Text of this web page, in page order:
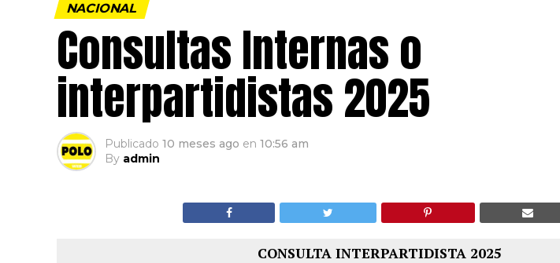
NACIONAL
Consultas Internas o
interpartidistas 2025
Publicado 10 meses ago en 10:56 am
By admin
CONSULTA INTERPARTIDISTA 2025